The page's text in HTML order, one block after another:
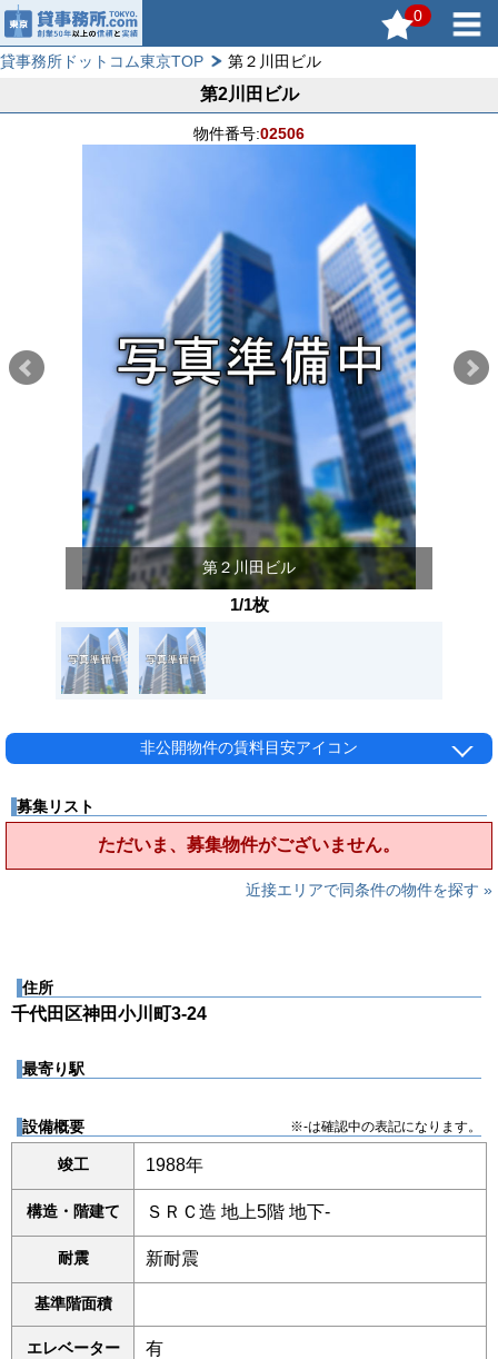
0
貸事務所ドットコム東京TOP 第２川田ビル
第2川田ビル
物件番号:02506
第２川田ビル
1/1枚
非公開物件の賃料目安アイコン
募集リスト
ただいま、募集物件がございません。
近接エリアで同条件の物件を探す »
住所
千代田区神田小川町3-24
最寄り駅
設備概要 ※-は確認中の表記になります。
竣工 1988年
構造・階建て ＳＲＣ造 地上5階 地下-
耐震 新耐震
基準階面積
エレベーター 有